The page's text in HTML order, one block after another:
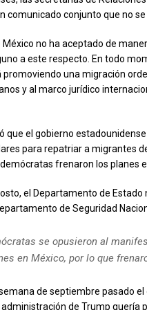
comunicado conjunto que no
México no ha aceptado de
a este respecto. En todo
promoviendo una migración
y al marco jurídico
que el gobierno
para repatriar a migrantes
frenaron los planes
el Departamento de
de Seguridad
se opusieron al
en México, por lo que
de septiembre pasado
de Trump quería